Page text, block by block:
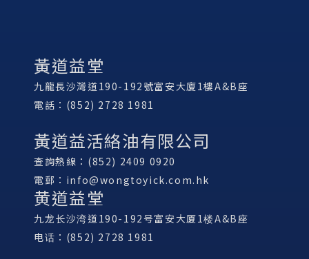
黃道益堂
九龍長沙灣道190-192號富安大廈1樓A&B座
電話：(852) 2728 1981
黃道益活絡油有限公司
查詢熱線：(852) 2409 0920
電郵： info@wongtoyick.com.hk
黄道益堂
九龙长沙湾道190-192号富安大厦1楼A&B座
电话：(852) 2728 1981